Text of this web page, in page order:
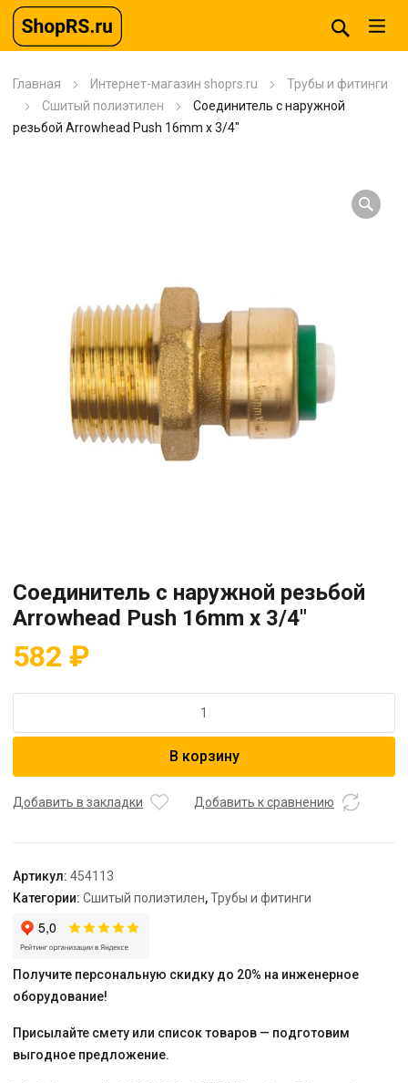
Главная Интернет-магазин shoprs.ru
Трубы и фитинги
Сшитый полиэтилен
Соединитель с наружной
резьбой Arrowhead Push 16mm x 3/4″
Соединитель с наружной резьбой
Arrowhead Push 16mm x 3/4″
582 ₽
Соединитель
резьбой
x
3/4"
В корзину
Добавить в закладки Добавить к сравнению
Артикул: 454113
Категории: Сшитый полиэтилен,Трубы и фитинги
Получите персональную скидку до 20% на инженерное
оборудование!
Присылайте смету или список товаров — подготовим
выгодное предложение.